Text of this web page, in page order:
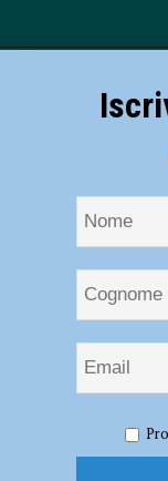
Fiorenzuola Bees
campo: finisce 91-74